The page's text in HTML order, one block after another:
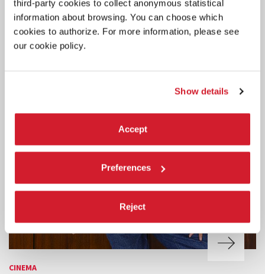
third-party cookies to collect anonymous statistical
information about browsing. You can choose which
cookies to authorize. For more information, please see
our cookie policy.
Show details
Accept
Preferences
Reject
CINEMA